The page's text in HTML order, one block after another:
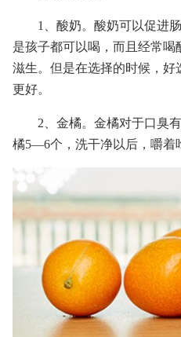
1、酸奶。酸奶可以促进
是孩子都可以喝，而且经常
滋生。但是在选择的时候，
更好。
2、金橘。金橘对于口臭
橘5—6个，洗干净以后，嚼着